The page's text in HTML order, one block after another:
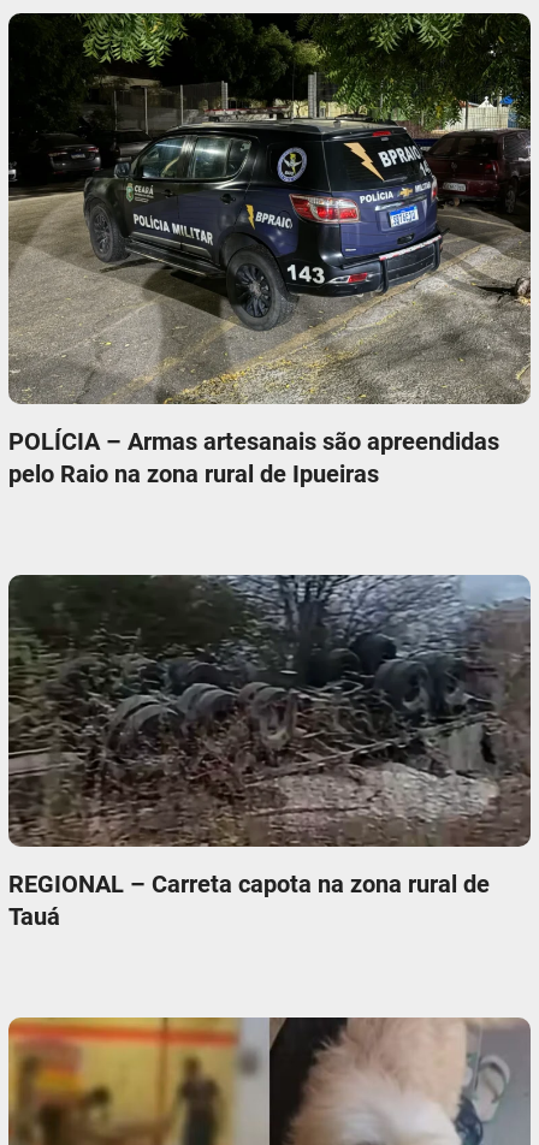
POLÍCIA – Armas artesanais são apreendidas
pelo Raio na zona rural de Ipueiras
REGIONAL – Carreta capota na zona rural de
Tauá